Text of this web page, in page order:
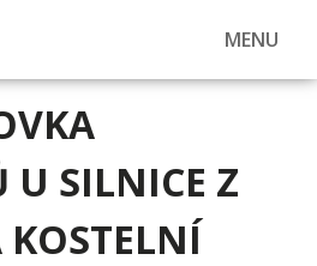
MENU
U SILNICE Z
KOSTELNÍ